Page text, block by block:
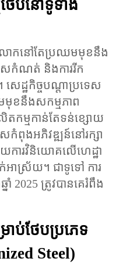
ែប​នៅ​ទូទាំង​
ោកនៅតែប្រឈមមុខនឹង
សកំណត់ និង​ការ​រីក​
សេដ្ឋកិច្ច​បណ្តាប្រទេស​
មុខ​នឹង​សកម្មភាព​
ម្ម​កាន់​តែ​ទន់ខ្សោយ
កំពុង​អភិវឌ្ឍន៍​នៅ​រក្សា​
រវិនិយោគ​លើ​ហេដ្ឋា
អាស្រ័យ​។ ជា​ទូទៅ ការ​
នាំ 2025 ត្រូវ​បាន​គេ​រំពឹង​
ាប់​ថែប​ប្រភេទ​
Steel)